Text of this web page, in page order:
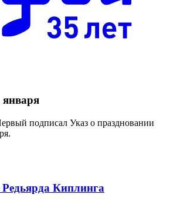
подписал Указ о праздновании
Киплинга